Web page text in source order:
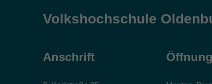
Volkshochschule
Anschrift